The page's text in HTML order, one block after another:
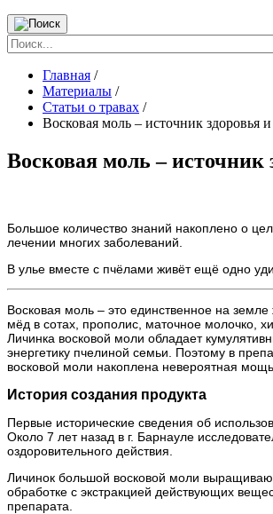
Главная /
Материалы /
Статьи о травах /
Восковая моль – источник здоровья
Восковая моль – источник
Большое количество знаний накоплено о
лечении многих заболеваний.
В улье вместе с пчёлами живёт ещё одно
Восковая моль – это единственное на
мёд в сотах, прополис, маточное молочко,
Личинка восковой моли обладает
энергетику пчелиной семьи. Поэтому в
восковой моли накоплена невероятная
История создания продукта
Первые исторические сведения об
Около 7 лет назад в г. Барнауле
оздоровительного действия.
Личинок большой восковой моли
обработке с экстракцией действующих
препарата.